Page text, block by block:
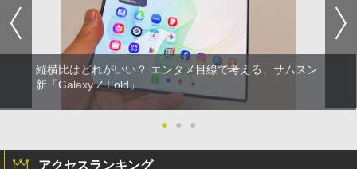
縦横比はどれがいい？ エンタメ目線で考える、サムスン
新「Galaxy Z Fold」
● ● ●
アクセスランキング